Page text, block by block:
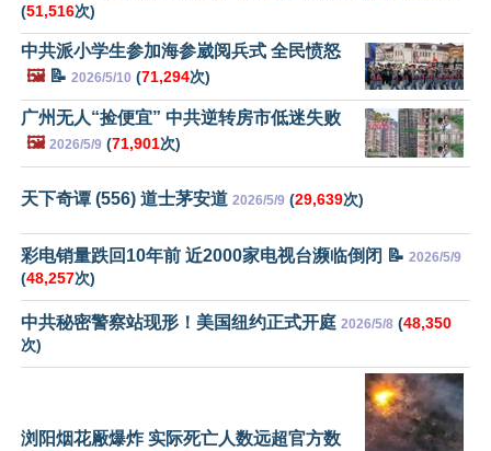
(51,516次)
中共派小学生参加海参崴阅兵式 全民愤怒
🖼️📝 2026/5/10 (71,294次)
广州无人“捡便宜” 中共逆转房市低迷失败
🖼️ 2026/5/9 (71,901次)
天下奇谭 (556) 道士茅安道 2026/5/9 (29,639次)
彩电销量跌回10年前 近2000家电视台濒临倒闭 📝 2026/5/9
(48,257次)
中共秘密警察站现形！美国纽约正式开庭 2026/5/8 (48,350
次)
浏阳烟花厰爆炸 实际死亡人数远超官方数